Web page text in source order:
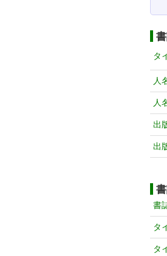
タ
人
人
出
出
書
タ
タ